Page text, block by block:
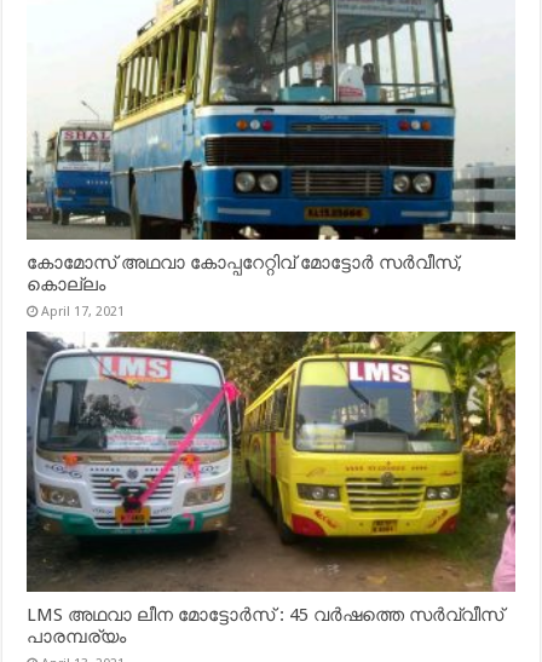
കോമോസ് അഥവാ കോപ്പറേറ്റിവ് മോട്ടോര്‍ സര്‍വീസ്,
കൊല്ലം
April 17, 2021
LMS അഥവാ ലീന മോട്ടോർസ് : 45 വർഷത്തെ സർവ്വീസ്
പാരമ്പര്യം